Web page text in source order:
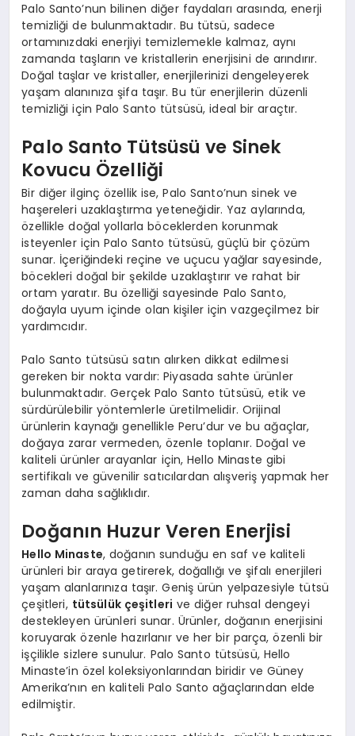
Palo Santo’nun bilinen diğer faydaları arasında, enerji
temizliği de bulunmaktadır. Bu tütsü, sadece
ortamınızdaki enerjiyi temizlemekle kalmaz, aynı
zamanda taşların ve kristallerin enerjisini de arındırır.
Doğal taşlar ve kristaller, enerjilerinizi dengeleyerek
yaşam alanınıza şifa taşır. Bu tür enerjilerin düzenli
temizliği için Palo Santo tütsüsü, ideal bir araçtır.
Palo Santo Tütsüsü ve Sinek
Kovucu Özelliği
Bir diğer ilginç özellik ise, Palo Santo’nun sinek ve
haşereleri uzaklaştırma yeteneğidir. Yaz aylarında,
özellikle doğal yollarla böceklerden korunmak
isteyenler için Palo Santo tütsüsü, güçlü bir çözüm
sunar. İçeriğindeki reçine ve uçucu yağlar sayesinde,
böcekleri doğal bir şekilde uzaklaştırır ve rahat bir
ortam yaratır. Bu özelliği sayesinde Palo Santo,
doğayla uyum içinde olan kişiler için vazgeçilmez bir
yardımcıdır.
Palo Santo tütsüsü satın alırken dikkat edilmesi
gereken bir nokta vardır: Piyasada sahte ürünler
bulunmaktadır. Gerçek Palo Santo tütsüsü, etik ve
sürdürülebilir yöntemlerle üretilmelidir. Orijinal
ürünlerin kaynağı genellikle Peru’dur ve bu ağaçlar,
doğaya zarar vermeden, özenle toplanır. Doğal ve
kaliteli ürünler arayanlar için, Hello Minaste gibi
sertifikalı ve güvenilir satıcılardan alışveriş yapmak her
zaman daha sağlıklıdır.
Doğanın Huzur Veren Enerjisi
Hello Minaste, doğanın sunduğu en saf ve kaliteli
ürünleri bir araya getirerek, doğallığı ve şifalı enerjileri
yaşam alanlarınıza taşır. Geniş ürün yelpazesiyle tütsü
çeşitleri, tütsülük çeşitleri ve diğer ruhsal dengeyi
destekleyen ürünleri sunar. Ürünler, doğanın enerjisini
koruyarak özenle hazırlanır ve her bir parça, özenli bir
işçilikle sizlere sunulur. Palo Santo tütsüsü, Hello
Minaste’in özel koleksiyonlarından biridir ve Güney
Amerika’nın en kaliteli Palo Santo ağaçlarından elde
edilmiştir.